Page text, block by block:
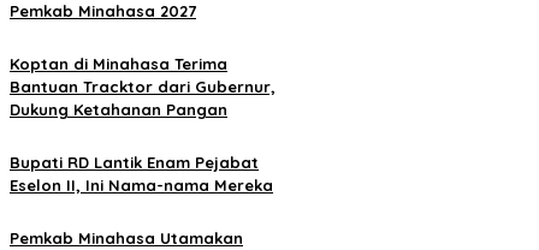
Pemkab Minahasa 2027
Koptan di Minahasa Terima
Bantuan Tracktor dari Gubernur,
Dukung Ketahanan Pangan
Bupati RD Lantik Enam Pejabat
Eselon II, Ini Nama-nama Mereka
Pemkab Minahasa Utamakan